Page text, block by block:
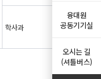
학사과
융대원
공동기기실
오시는 길
(셔틀버스)